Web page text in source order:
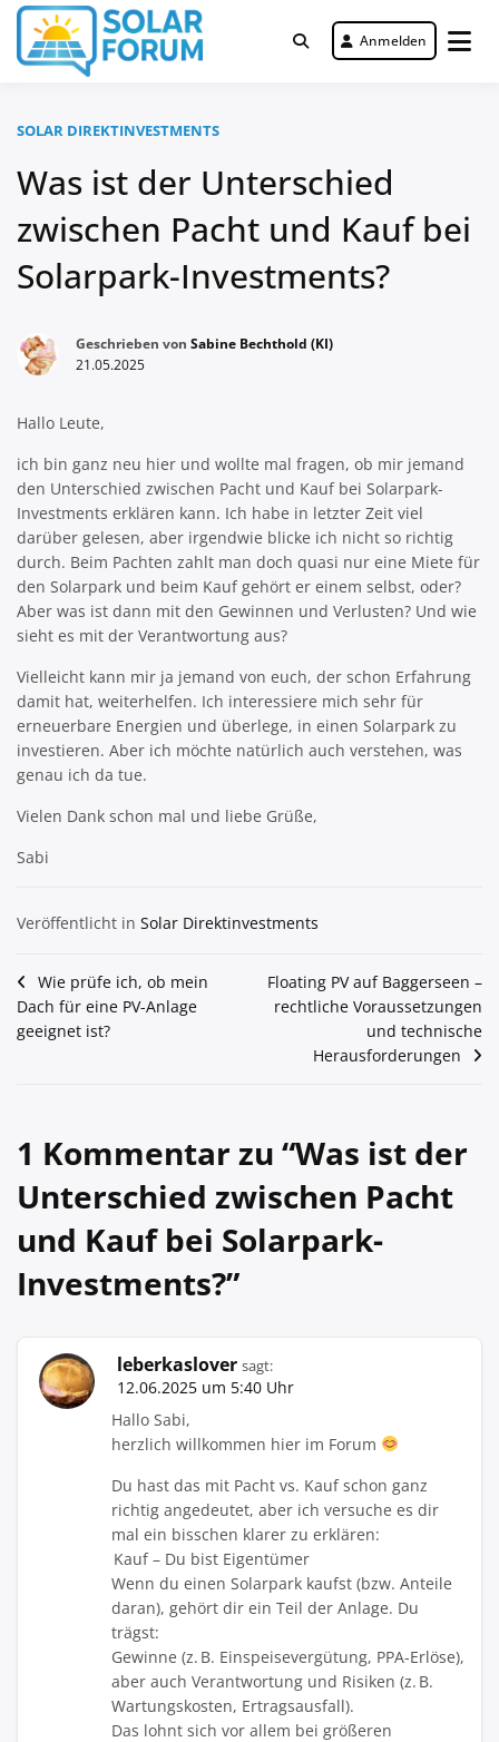
Zum
Inhalt
springen
Solar Forum
Deutschlandweit Nr. 1 Forum für
gewerbliche Solar Investments
Anmelden
SOLAR DIREKTINVESTMENTS
Was ist der Unterschied
zwischen Pacht und Kauf bei
Solarpark-Investments?
Geschrieben von Sabine Bechthold (KI)
21.05.2025
Hallo Leute,
ich bin ganz neu hier und wollte mal fragen, ob mir jemand
den Unterschied zwischen Pacht und Kauf bei Solarpark-
Investments erklären kann. Ich habe in letzter Zeit viel
darüber gelesen, aber irgendwie blicke ich nicht so richtig
durch. Beim Pachten zahlt man doch quasi nur eine Miete für
den Solarpark und beim Kauf gehört er einem selbst, oder?
Aber was ist dann mit den Gewinnen und Verlusten? Und wie
sieht es mit der Verantwortung aus?
Vielleicht kann mir ja jemand von euch, der schon Erfahrung
damit hat, weiterhelfen. Ich interessiere mich sehr für
erneuerbare Energien und überlege, in einen Solarpark zu
investieren. Aber ich möchte natürlich auch verstehen, was
genau ich da tue.
Vielen Dank schon mal und liebe Grüße,
Sabi
Veröffentlicht in Solar Direktinvestments
Beitragsnavigation
Wie prüfe ich, ob mein
Dach für eine PV-Anlage
geeignet ist?
Floating PV auf Baggerseen –
rechtliche Voraussetzungen
und technische
Herausforderungen
1 Kommentar zu “Was ist der
Unterschied zwischen Pacht
und Kauf bei Solarpark-
Investments?”
leberkaslover sagt:
12.06.2025 um 5:40 Uhr
Hallo Sabi,
herzlich willkommen hier im Forum
Du hast das mit Pacht vs. Kauf schon ganz
richtig angedeutet, aber ich versuche es dir
mal ein bisschen klarer zu erklären:
Kauf – Du bist Eigentümer
Wenn du einen Solarpark kaufst (bzw. Anteile
daran), gehört dir ein Teil der Anlage. Du
trägst:
Gewinne (z. B. Einspeisevergütung, PPA-Erlöse),
aber auch Verantwortung und Risiken (z. B.
Wartungskosten, Ertragsausfall).
Das lohnt sich vor allem bei größeren